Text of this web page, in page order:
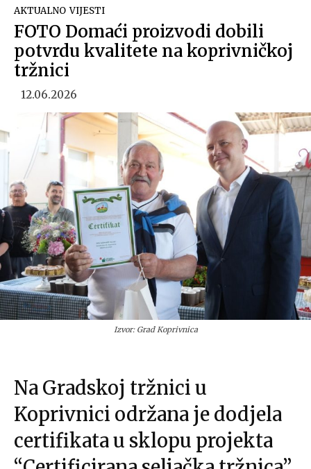
AKTUALNO VIJESTI
FOTO Domaći proizvodi dobili
potvrdu kvalitete na koprivničkoj
tržnici
12.06.2026
Izvor: Grad Koprivnica
Na Gradskoj tržnici u
Koprivnici održana je dodjela
certifikata u sklopu projekta